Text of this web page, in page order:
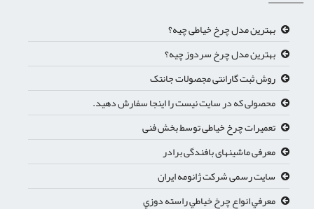
بهترین مدل چرخ خیاطی چیه؟
بهترین مدل چرخ سردوز چیه؟
روش ثبت گارانتی مجصولات جانتک
محصولی که در سایت نیست را اینجا سفارش دهید.
تعمیرات چرخ خیاطی توسط بخش فنی
معرفی ماشینهای بافندگی برادر
سایت رسمی شرکت ژانومه ایران
معرفي انواع چرخ خياطي راسته دوزي